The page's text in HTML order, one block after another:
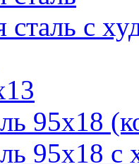
сталь с
95х18
95х18 с